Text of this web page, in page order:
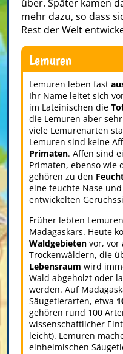
über. Später kamen
mehr dazu, so dass
Rest der Welt
Lemuren
Lemuren leben fast
Ihr Name leitet sich
im Lateinischen die
die Lemuren aber
viele Lemurenarten
Lemuren sind keine
Primaten. Affen sind
Primaten, ebenso wie
gehören zu den
eine feuchte Nase
entwickelten
Früher lebten
Madagaskars. Heute
Waldgebieten vor, vor
Trockenwäldern, die
Lebensraum wird
Wald abgeholzt oder
werden. Auf
Säugetierarten, etwa
gehören rund 100
wissenschaftlicher
leicht). Lemuren
einheimischen